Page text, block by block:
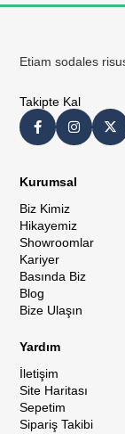
Etiam sodales
Takipte Kal
Kurumsal
Biz Kimiz
Hikayemiz
Showroomlar
Kariyer
Basında Biz
Blog
Bize Ulaşın
Yardım
İletişim
Site Haritası
Sepetim
Sipariş Takibi